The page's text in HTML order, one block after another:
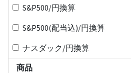
S&P500/円換算
S&P500(配当込)/円換算
ナスダック/円換算
商品